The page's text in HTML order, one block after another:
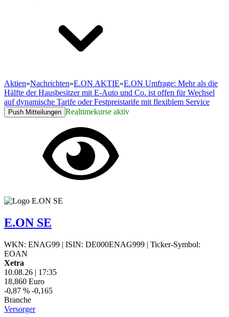
Aktien»Nachrichten»E.ON AKTIE»E.ON Umfrage: Mehr als die
Hälfte der Hausbesitzer mit E-Auto und Co. ist offen für Wechsel
auf dynamische Tarife oder Festpreistarife mit flexiblem Service
Push Mitteilungen Realtimekurse aktiv
E.ON SE
WKN: ENAG99 | ISIN: DE000ENAG999 | Ticker-Symbol:
EOAN
Xetra
10.08.26 | 17:35
18,860 Euro
-0,87 % -0,165
Branche
Versorger